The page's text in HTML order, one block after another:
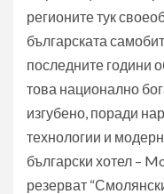
регионите тук
българската
последните години
това национално
изгубено, поради
технологии и
български хотел –
резерват